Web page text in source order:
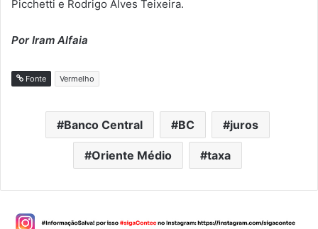
Picchetti e Rodrigo Alves Teixeira.
Por Iram Alfaia
Fonte Vermelho
Banco Central BC juros
Oriente Médio taxa